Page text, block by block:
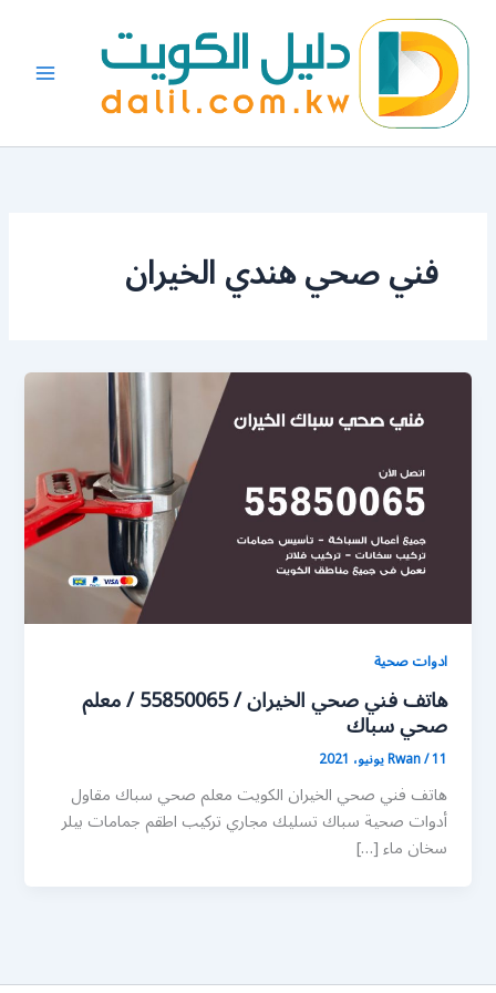
المحتوى
فني صحي هندي الخيران
ادوات صحية
هاتف فني صحي الخيران / 55850065 / معلم
صحي سباك
Rwan/11 يونيو، 2021
هاتف فني صحي الخيران الكويت معلم صحي سباك مقاول
أدوات صحية سباك تسليك مجاري تركيب اطقم جمامات بيلر
سخان ماء […]